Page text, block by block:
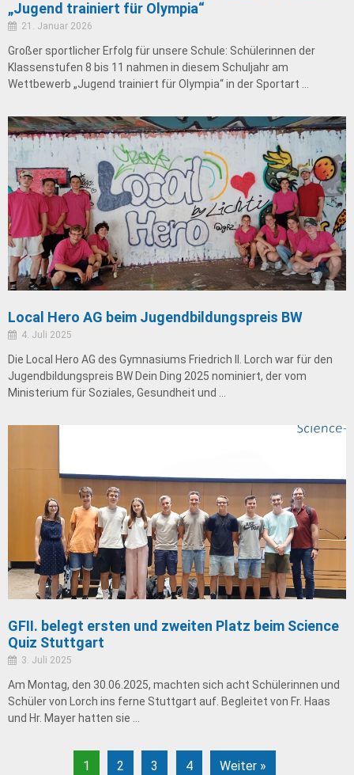
„Jugend trainiert für Olympia“
21. Januar 2026
Großer sportlicher Erfolg für unsere Schule: Schülerinnen der
Klassenstufen 8 bis 11 nahmen in diesem Schuljahr am
Wettbewerb „Jugend trainiert für Olympia“ in der Sportart …
Local Hero AG beim Jugendbildungspreis BW
4. Juli 2025
Die Local Hero AG des Gymnasiums Friedrich II. Lorch war für den
Jugendbildungspreis BW Dein Ding 2025 nominiert, der vom
Ministerium für Soziales, Gesundheit und …
GFII. belegt ersten und zweiten Platz beim Science
Quiz Stuttgart
3. Juli 2025
Am Montag, den 30.06.2025, machten sich acht Schülerinnen und
Schüler von Lorch ins ferne Stuttgart auf. Begleitet von Fr. Haas
und Hr. Mayer hatten sie …
1 2 3 4 Weiter »